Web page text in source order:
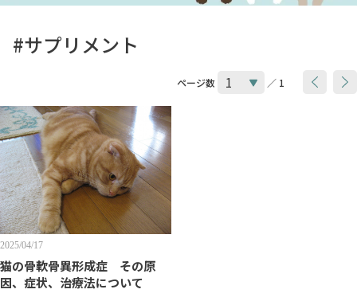
#サプリメント
ページ数 ／ 1
2025/04/17
猫の骨軟骨異形成症 その原
因、症状、治療法について